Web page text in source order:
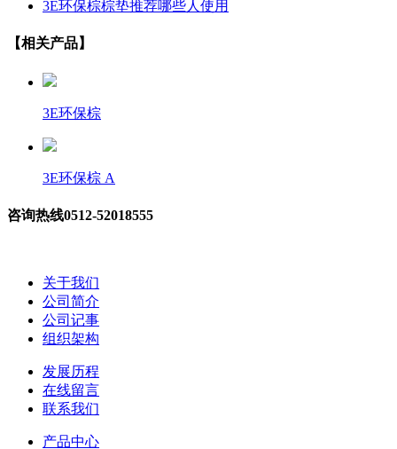
3E环保棕棕垫推荐哪些人使用
【相关产品】
3E环保棕
3E环保棕 A
咨询热线0512-52018555
关于我们
公司简介
公司记事
组织架构
发展历程
在线留言
联系我们
产品中心